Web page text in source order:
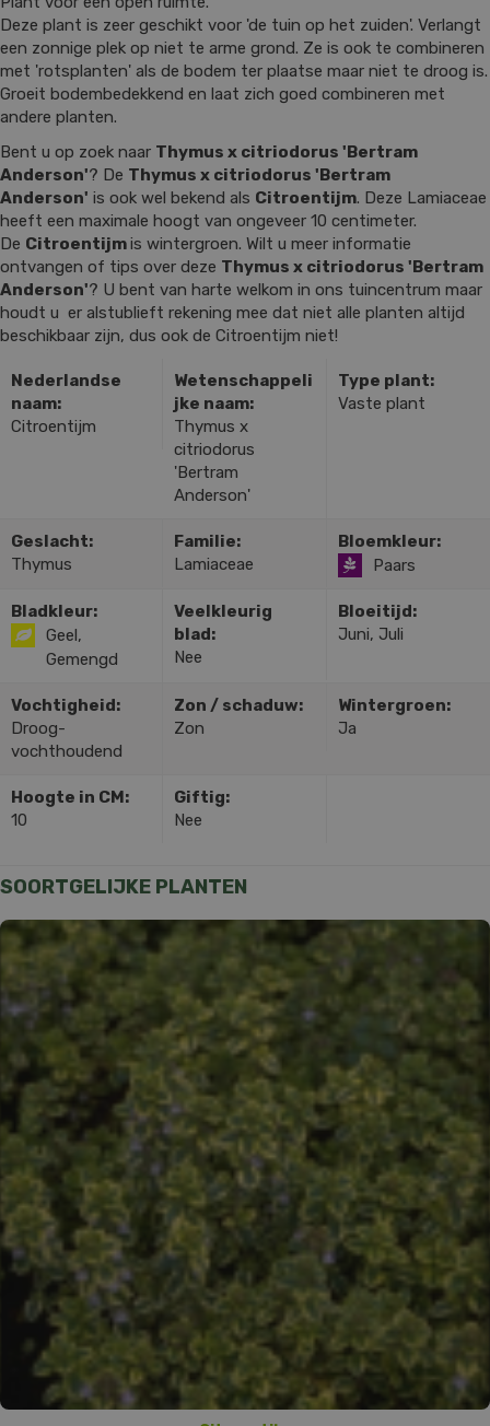
Deze plant is zeer geschikt voor 'de tuin op het zuiden'. Verlangt
een zonnige plek op niet te arme grond. Ze is ook te combineren
met 'rotsplanten' als de bodem ter plaatse maar niet te droog is.
Groeit bodembedekkend en laat zich goed combineren met
andere planten.
Bent u op zoek naar Thymus x citriodorus 'Bertram
Anderson'? De Thymus x citriodorus 'Bertram
Anderson' is ook wel bekend als Citroentijm. Deze Lamiaceae
heeft een maximale hoogt van ongeveer 10 centimeter.
De Citroentijmis wintergroen. Wilt u meer informatie
ontvangen of tips over deze Thymus x citriodorus 'Bertram
Anderson'? U bent van harte welkom in ons tuincentrum maar
houdt u er alstublieft rekening mee dat niet alle planten altijd
beschikbaar zijn, dus ook de Citroentijm niet!
Nederlandse
naam:
Citroentijm
Wetenschappeli
jke naam:
Thymus x
citriodorus
'Bertram
Anderson'
Type plant:
Vaste plant
Geslacht:
Thymus
Familie:
Lamiaceae
Bloemkleur:
Paars
Bladkleur:
Geel,
Gemengd
Veelkleurig
blad:
Nee
Bloeitijd:
Juni, Juli
Vochtigheid:
Droog-
vochthoudend
Zon / schaduw:
Zon
Wintergroen:
Ja
Hoogte in CM:
10
Giftig:
Nee
SOORTGELIJKE PLANTEN